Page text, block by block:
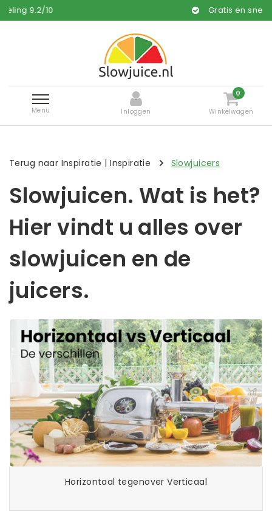
Gratis en snelle levering*
Menu Inloggen
0
Winkelwagen
Terug naar Inspiratie |Inspiratie Slowjuicers
Slowjuicen. Wat is het?
Hier vindt u alles over
slowjuicen en de
juicers.
Horizontaal tegenover Verticaal